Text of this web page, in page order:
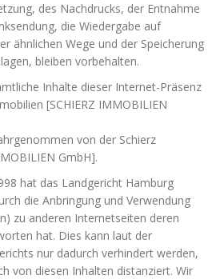
des Nachdrucks, der Entnahme
die Wiedergabe auf
ähnlichen Wege und der Speicherung
bleiben vorbehalten.
Inhalte dieser Internet-Präsenz
[SCHIERZ IMMOBILIEN
von der Schierz
GmbH].
hat das Landgericht Hamburg
die Anbringung und Verwendung
zu anderen Internetseiten deren
hat. Dies kann laut der
nur dadurch verhindert werden,
von diesen Inhalten distanziert. Wir